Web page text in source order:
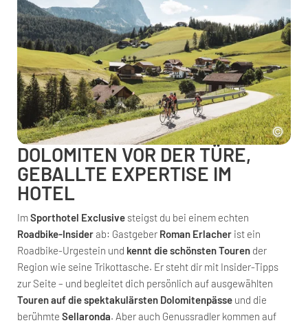
DOLOMITEN VOR DER TÜRE,
GEBALLTE EXPERTISE IM
HOTEL
ImSporthotel Exclusive steigst du bei einem echten
Roadbike-Insiderab: Gastgeber Roman Erlacher ist ein
Roadbike-Urgestein und kennt die schönsten Touren der
Region wie seine Trikottasche. Er steht dir mit Insider-Tipps
zur Seite – und begleitet dich persönlich auf ausgewählten
Touren auf die spektakulärsten Dolomitenpässe und die
berühmte Sellaronda. Aber auch Genussradler kommen auf